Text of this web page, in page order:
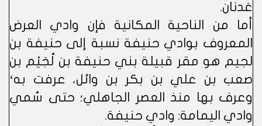
عَدنان.
أما من الناحية المكانية فإن وادي العرض
المعروف بوادي حنيفة نسبة إلى حنيفة بن
لجيم هو مقر قبيلة بني حنيفة بن لُجَيْم بن
صعب بن علي بن بكر بن وائل، عرفت به‘
وعرف بها منذ العصر الجاهلي؛ حتى سُمي
وادي اليمامة: وادي حنيفة.